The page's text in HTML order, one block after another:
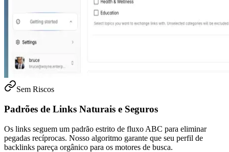
Sem Riscos
Padrões de Links Naturais e Seguros
Os links seguem um padrão estrito de fluxo ABC para eliminar
pegadas recíprocas. Nosso algoritmo garante que seu perfil de
backlinks pareça orgânico para os motores de busca.